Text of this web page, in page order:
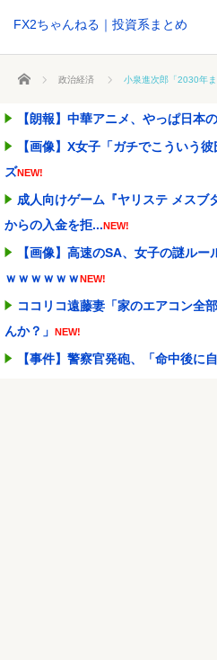
FX2ちゃんねる｜投資系まとめ
ホーム 政治経済 小泉進次郎「2030年
【朗報】中華アニメ、やっぱ日本
【画像】X女子「ガチでこういう
ズNEW!
成人向けゲーム『ヤリステ メス
からの入金を拒...NEW!
【画像】高速のSA、女子の謎ル
ｗｗｗｗｗｗNEW!
ココリコ遠藤妻「家のエアコン全
んか？」 NEW!
【事件】警察官発砲、「命中後に